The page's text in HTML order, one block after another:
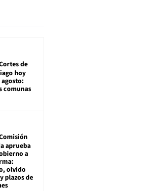
de
hoy
agosto:
comunas
aprueba
a
olvido
plazos de